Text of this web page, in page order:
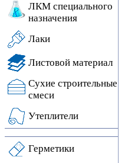
ЛКМ специального
назначения
Лаки
Листовой материал
Сухие строительные
смеси
Утеплители
Герметики